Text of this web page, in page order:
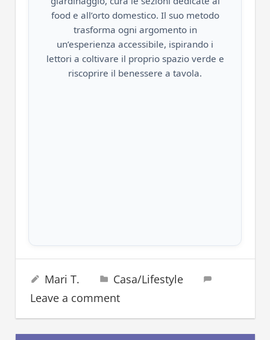
food e all’orto domestico. Il suo metodo
trasforma ogni argomento in
un’esperienza accessibile, ispirando i
lettori a coltivare il proprio spazio verde e
riscoprire il benessere a tavola.
cola16 Ottobre 2022
Mari T.
Casa/Lifestyle
Leave a comment